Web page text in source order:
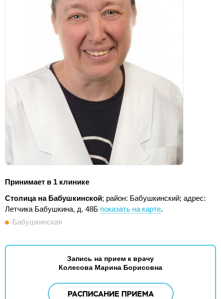
Принимает в 1 клинике
Столица на Бабушкинской; район: Бабушкинский; адрес:
Летчика Бабушкина, д. 48Б показать на карте.
Бабушкинская
Запись на прием к врачу
Колесова Марина Борисовна
РАСПИСАНИЕ ПРИЕМА